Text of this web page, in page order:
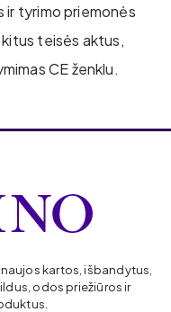
ir tyrimo priemonės
teisės aktus,
CE ženklu.
naujos kartos, išbandytus,
odos priežiūros ir